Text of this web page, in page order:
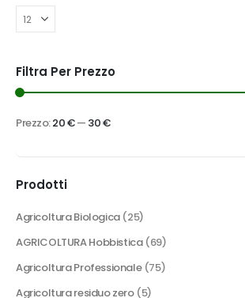
Filtra Per Prezzo
Prezzo:20 €— 30 €
Prodotti
Agricoltura Biologica (25)
AGRICOLTURA Hobbistica (69)
Agricoltura Professionale (75)
Agricoltura residuo zero (5)